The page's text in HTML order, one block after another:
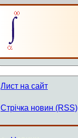
Лист на сайт
Стрічка новин (RSS)